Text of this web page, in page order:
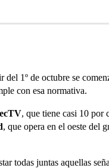
1º de octubre se
con esa normativa.
, que tiene casi 10 por
, que opera en el oeste del
todas juntas aquellas